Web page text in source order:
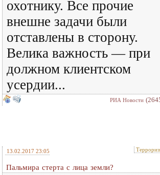
охотнику. Все прочие
внешне задачи были
отставлены в сторону.
Велика важность — при
должном клиентском
усердии...
РИА Новости
13.02.2017 23:05
Пальмира стерта с лица земли?